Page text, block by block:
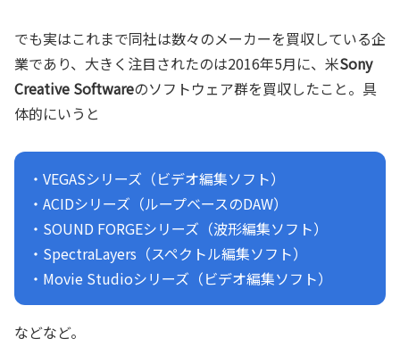
でも実はこれまで同社は数々のメーカーを買収している企
業であり、大きく注目されたのは2016年5月に、米Sony
Creative Softwareのソフトウェア群を買収したこと。具
体的にいうと
・VEGASシリーズ（ビデオ編集ソフト）
・ACIDシリーズ（ループベースのDAW）
・SOUND FORGEシリーズ（波形編集ソフト）
・SpectraLayers（スペクトル編集ソフト）
・Movie Studioシリーズ（ビデオ編集ソフト）
などなど。